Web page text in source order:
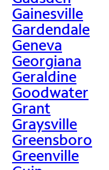
Gainesville
Gardendale
Geneva
Georgiana
Geraldine
Goodwater
Grant
Graysville
Greensboro
Greenville